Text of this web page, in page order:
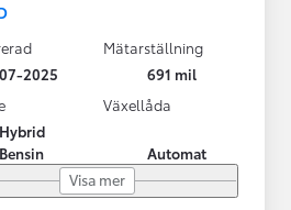
07-2025
Mätarställning
691 mil
Hybrid
Bensin
Växellåda
Automat
Visa mer